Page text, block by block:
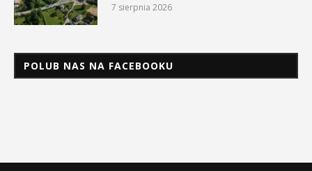
7 sierpnia 2026
POLUB NAS NA FACEBOOKU